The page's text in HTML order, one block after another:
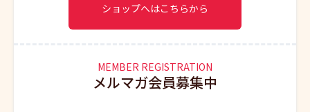
ショップへはこちらから
MEMBER REGISTRATION
メルマガ会員募集中